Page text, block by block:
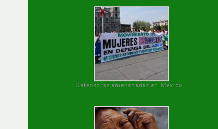
Defensoras amenazadas en México